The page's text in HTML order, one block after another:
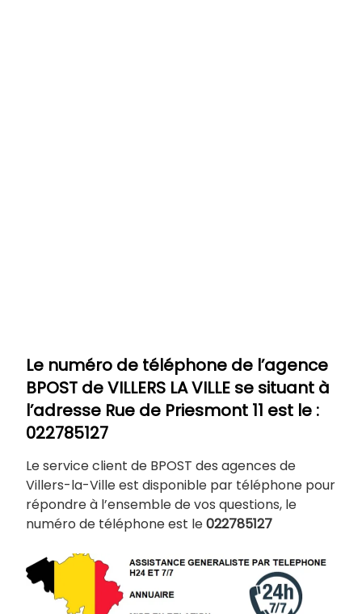
Le numéro de téléphone de l’agence
BPOST deVILLERS LA VILLE se situant à
l’adresse Rue de Priesmont 11 est le :
022785127
Le service client de BPOST des agences de
Villers-la-Ville est disponible par téléphone pour
répondre à l’ensemble de vos questions, le
numéro de téléphone est le022785127